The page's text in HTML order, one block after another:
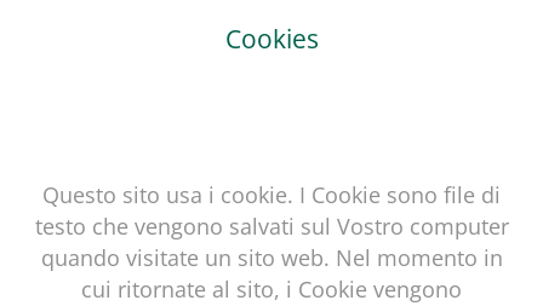
Cookies
Questo sito usa i cookie. I Cookie sono file di
testo che vengono salvati sul Vostro computer
quando visitate un sito web. Nel momento in
cui ritornate al sito, i Cookie vengono